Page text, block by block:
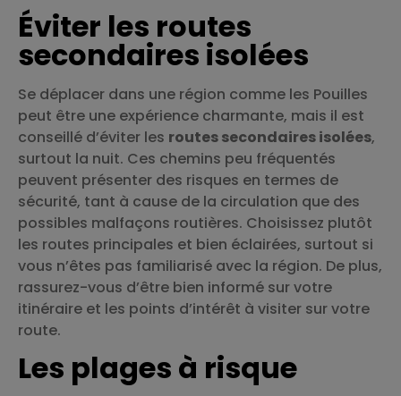
Éviter les routes
secondaires isolées
Se déplacer dans une région comme les Pouilles
peut être une expérience charmante, mais il est
conseillé d’éviter les routes secondaires isolées,
surtout la nuit. Ces chemins peu fréquentés
peuvent présenter des risques en termes de
sécurité, tant à cause de la circulation que des
possibles malfaçons routières. Choisissez plutôt
les routes principales et bien éclairées, surtout si
vous n’êtes pas familiarisé avec la région. De plus,
rassurez-vous d’être bien informé sur votre
itinéraire et les points d’intérêt à visiter sur votre
route.
Les plages à risque